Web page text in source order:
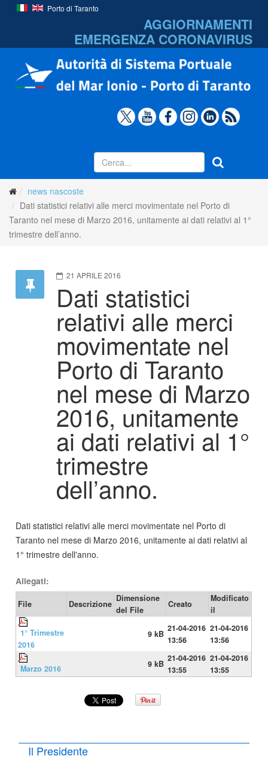
Porto di Taranto
AGGIORNAMENTI
EMERGENZA CORONAVIRUS
news nascoste
Dati statistici relativi alle merci movimentate nel Porto di
Taranto nel mese di Marzo 2016, unitamente ai dati relativi al 1°
trimestre dell’anno.
21 APRILE 2016
Dati statistici
relativi alle merci
movimentate nel
Porto di Taranto
nel mese di Marzo
2016, unitamente
ai dati relativi al 1°
trimestre
dell’anno.
Dati statistici relativi alle merci movimentate nel Porto di
Taranto nel mese di Marzo 2016, unitamente ai dati relativi al
1° trimestre dell'anno.
Allegati:
File Descrizione
Dimensione
del File
Creato
Modificato
il
1° Trimestre
2016
9 kB
21-04-2016
13:56
21-04-2016
13:56
Marzo 2016 9 kB
21-04-2016
13:55
21-04-2016
13:55
Il Presidente